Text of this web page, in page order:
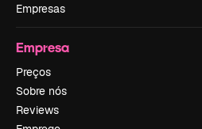
Empresas
Empresa
Preços
Sobre nós
Reviews